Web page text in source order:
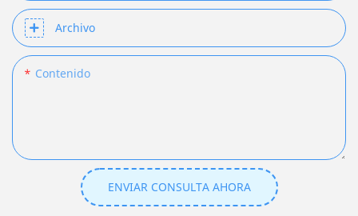
Archivo
Contenido
ENVIAR CONSULTA AHORA